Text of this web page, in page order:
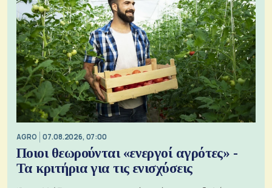
AGRO 07.08.2026, 07:00
Ποιοι θεωρούνται «ενεργοί αγρότες» -
Τα κριτήρια για τις ενισχύσεις